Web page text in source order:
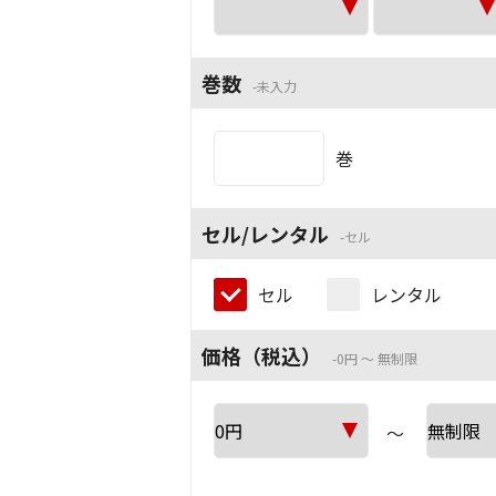
巻数 未入力
巻
セル/レンタル セル
セル レンタル
価格（税込） 0円 ～ 無制限
～